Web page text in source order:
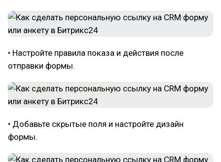
• Настройте правила показа и действия после
отправки формы.
• Добавьте скрытые поля и настройте дизайн
формы.